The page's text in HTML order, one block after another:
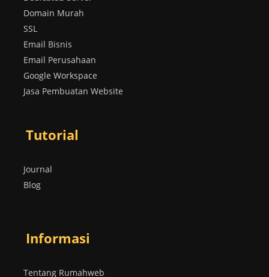
Domain Murah
SSL
Email Bisnis
Email Perusahaan
Google Workspace
Jasa Pembuatan Website
Tutorial
Journal
Blog
Informasi
Tentang Rumahweb